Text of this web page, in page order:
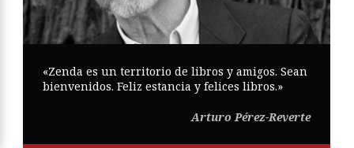
«Zenda es un territorio de libros y amigos. Sean
bienvenidos. Feliz estancia y felices libros.»
Arturo Pérez-Reverte